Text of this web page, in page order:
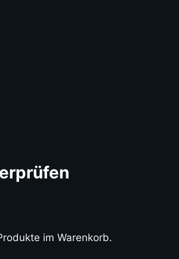
im Warenkorb.